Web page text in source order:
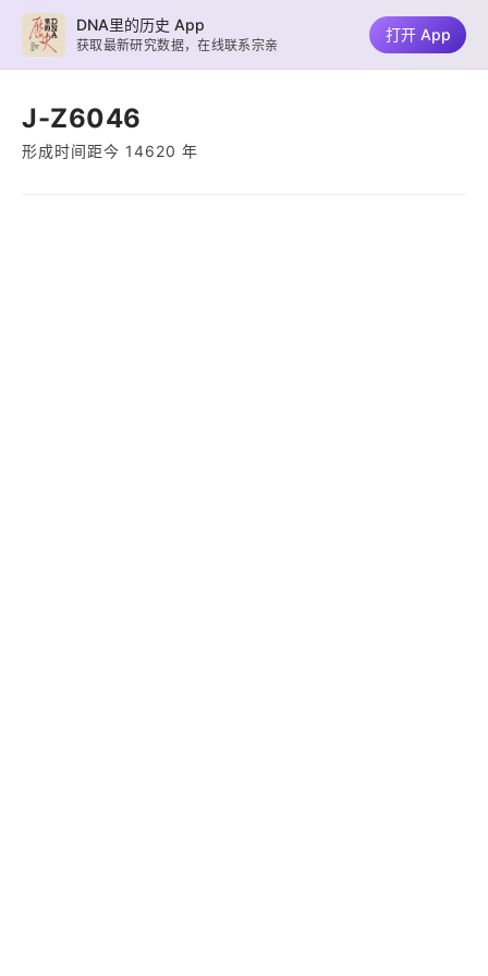
J-Z6046
形成时间距今 14620 年
DNA里的历史 App
获取最新研究数据，在线联系宗亲
打开 App